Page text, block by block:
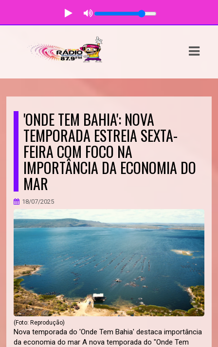
'ONDE TEM BAHIA': NOVA
TEMPORADA ESTREIA SEXTA-
FEIRA COM FOCO NA
IMPORTÂNCIA DA ECONOMIA DO
MAR
18/07/2025
(Foto: Reprodução)
Nova temporada do 'Onde Tem Bahia' destaca importância
da economia do mar A nova temporada do "Onde Tem